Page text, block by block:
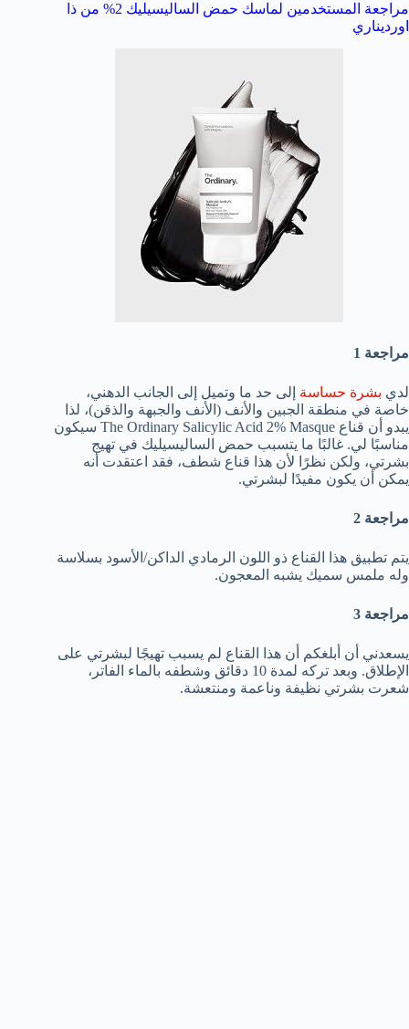
مراجعة المستخدمين لماسك حمض الساليسيليك 2% من ذا
اورديناري
مراجعة 1
لدي بشرة حساسة إلى حد ما وتميل إلى الجانب الدهني،
خاصة في منطقة الجبين والأنف (الأنف والجبهة والذقن)، لذا
يبدو أن قناع The Ordinary Salicylic Acid 2% Masque سيكون
مناسبًا لي. غالبًا ما يتسبب حمض الساليسيليك في تهيج
بشرتي، ولكن نظرًا لأن هذا قناع شطف، فقد اعتقدت أنه
يمكن أن يكون مفيدًا لبشرتي.
مراجعة 2
يتم تطبيق هذا القناع ذو اللون الرمادي الداكن/الأسود بسلاسة
وله ملمس سميك يشبه المعجون.
مراجعة 3
يسعدني أن أبلغكم أن هذا القناع لم يسبب تهيجًا لبشرتي على
الإطلاق. وبعد تركه لمدة 10 دقائق وشطفه بالماء الفاتر،
شعرت بشرتي نظيفة وناعمة ومنتعشة.